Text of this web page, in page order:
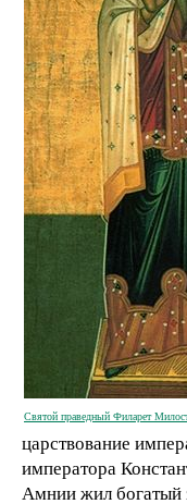
Святой праведный Филарет
царствование
императора
Амнии жил богатый